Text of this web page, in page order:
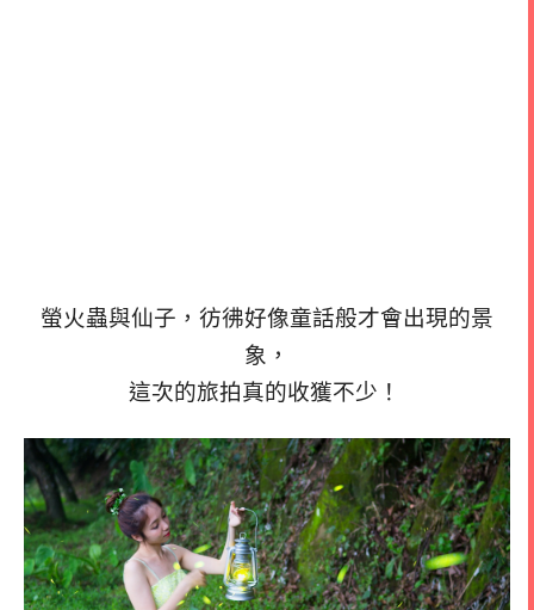
螢火蟲與仙子，彷彿好像童話般才會出現的景
象，
這次的旅拍真的收獲不少！